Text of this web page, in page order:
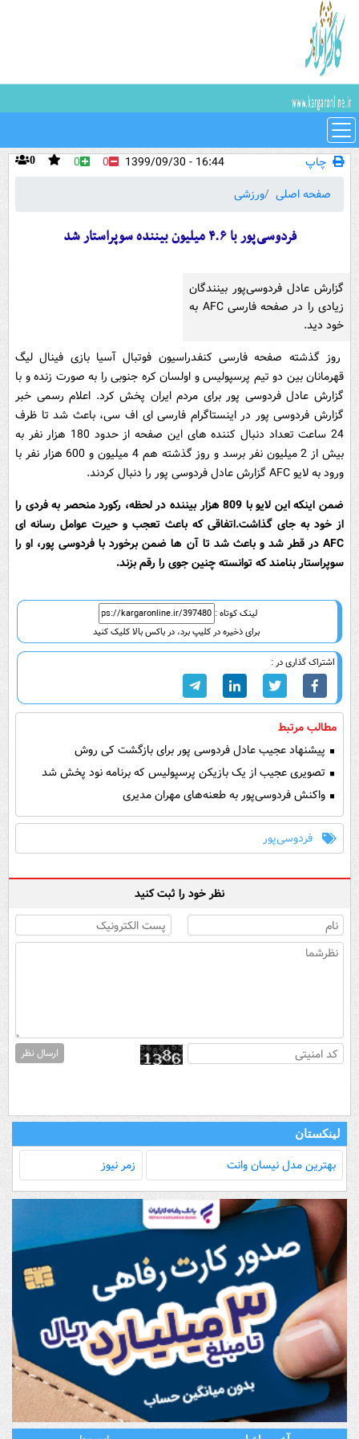
چاپ 0 0 0
16:44 - 1399/09/30
صفحه اصلی
ورزشی
فردوسی‌پور با ۴.۶ میلیون بیننده سوپراستار شد
گزارش عادل فردوسی‌پور بینندگان
زیادی را در صفحه فارسی AFC به
خود دید.
روز گذشته صفحه فارسی کنفدراسیون فوتبال آسیا بازی فینال لیگ
قهرمانان بین دو تیم پرسپولیس و اولسان کره جنوبی را به صورت زنده و با
گزارش عادل فردوسی پور برای مردم ایران پخش کرد. اعلام رسمی خبر
گزارش فردوسی پور در اینستاگرام فارسی ای اف سی، باعث شد تا ظرف
24 ساعت تعداد دنبال کننده های این صفحه از حدود 180 هزار نفر به
بیش از 2 میلیون نفر برسد و روز گذشته هم 4 میلیون و 600 هزار نفر با
ورود به لایو AFC گزارش عادل فردوسی پور را دنبال کردند.
ضمن اینکه این لایو با 809 هزار بیننده در لحظه، رکورد منحصر به فردی را
از خود به جای گذاشت.اتفاقی که باعث تعجب و حیرت عوامل رسانه ای
AFC در قطر شد و باعث شد تا آن ها ضمن برخورد با فردوسی پور، او را
سوپراستار بنامند که توانسته چنین جوی را رقم بزند.
لینک کوتاه :
برای ذخیره در کلیپ برد، در باکس بالا کلیک کنید
اشتراک گذاری در :
مطالب مرتبط
پیشنهاد عجیب عادل فردوسی پور برای بازگشت کی روش
تصویری عجیب از یک بازیکن پرسپولیس که برنامه نود پخش شد
واکنش فردوسی‌پور به طعنه‌های مهران مدیری
فردوسی‌پور
نظر خود را ثبت کنید
ارسال نظر
لینکستان
بهترین مدل‌ نیسان وانت زمر نیوز